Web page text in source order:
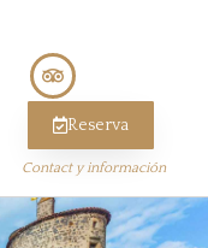
Reserva
Contact y información